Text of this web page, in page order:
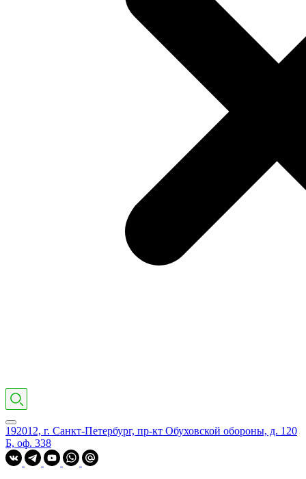
192012, г. Санкт-Петербург, пр-кт Обуховской обороны, д. 120
Б, оф. 338